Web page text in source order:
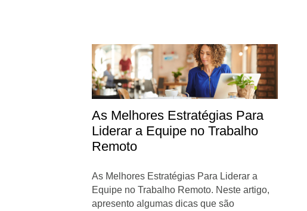
As Melhores Estratégias Para
Liderar a Equipe no Trabalho
Remoto
As Melhores Estratégias Para Liderar a
Equipe no Trabalho Remoto. Neste artigo,
apresento algumas dicas que são